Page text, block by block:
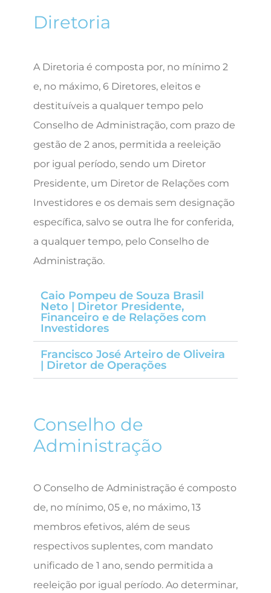
Diretoria
A Diretoria é composta por, no mínimo 2
e, no máximo, 6 Diretores, eleitos e
destituíveis a qualquer tempo pelo
Conselho de Administração, com prazo de
gestão de 2 anos, permitida a reeleição
por igual período, sendo um Diretor
Presidente, um Diretor de Relações com
Investidores e os demais sem designação
específica, salvo se outra lhe for conferida,
a qualquer tempo, pelo Conselho de
Administração.
Caio Pompeu de Souza Brasil
Neto | Diretor Presidente,
Financeiro e de Relações com
Investidores
Francisco José Arteiro de Oliveira
| Diretor de Operações
Conselho de
Administração
O Conselho de Administração é composto
de, no mínimo, 05 e, no máximo, 13
membros efetivos, além de seus
respectivos suplentes, com mandato
unificado de 1 ano, sendo permitida a
reeleição por igual período. Ao determinar,